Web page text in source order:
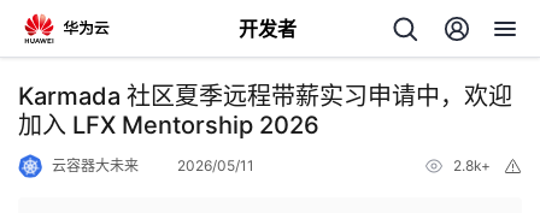
开发者
返
回
Karmada 社区夏季远程带薪实习申请中，欢迎
加入 LFX Mentorship 2026
云容器大未来 2026/05/11 2.8k+